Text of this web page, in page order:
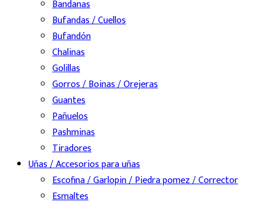
Bandanas
Bufandas / Cuellos
Bufandón
Chalinas
Golillas
Gorros / Boinas / Orejeras
Guantes
Pañuelos
Pashminas
Tiradores
Uñas / Accesorios para uñas
Escofina / Garlopin / Piedra pomez / Corrector
Esmaltes